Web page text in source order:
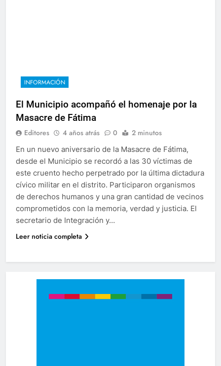
INFORMACIÓN
El Municipio acompañó el homenaje por la
Masacre de Fátima
Editores 4 años atrás 0 2 minutos
En un nuevo aniversario de la Masacre de Fátima,
desde el Municipio se recordó a las 30 víctimas de
este cruento hecho perpetrado por la última dictadura
cívico militar en el distrito. Participaron organismos
de derechos humanos y una gran cantidad de vecinos
comprometidos con la memoria, verdad y justicia. El
secretario de Integración y…
Leer noticia completa